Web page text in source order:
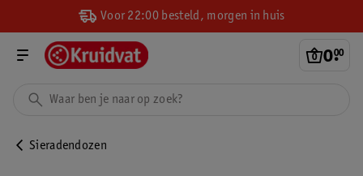
Voor 22:00 besteld, morgen in huis
0.
00
Sieradendozen